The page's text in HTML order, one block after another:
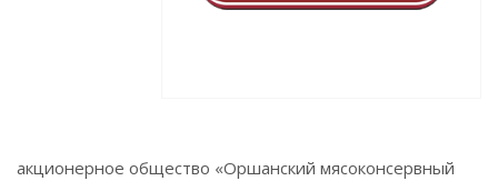
акционерное общество «Оршанский мясоконсервный